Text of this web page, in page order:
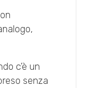
c’è un
senza